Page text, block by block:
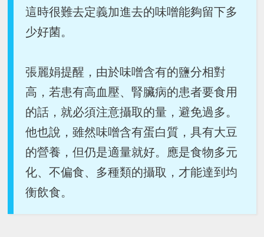
這時很難去定義加進去的味噌能夠留下多
少好菌。
張麗娟提醒，由於味噌含有的鹽分相對
高，若患有高血壓、腎臟病的患者要食用
的話，就必須注意攝取的量，避免過多。
他也說，雖然味噌含有蛋白質，具有大豆
的營養，但仍是適量就好。應是食物多元
化、不偏食、多種類的攝取，才能達到均
衡飲食。